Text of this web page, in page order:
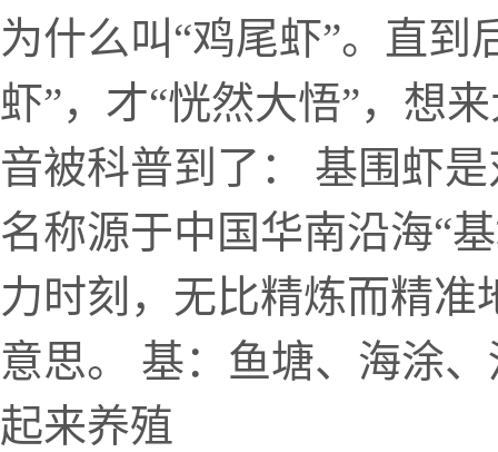
为什么叫“鸡尾虾”。直到
虾”，才“恍然大悟”，想
音被科普到了： 基围虾
名称源于中国华南沿海“
力时刻，无比精炼而精
意思。 基：鱼塘、海涂
起来养殖